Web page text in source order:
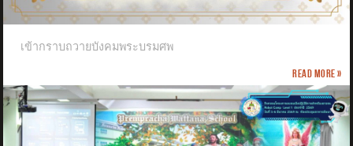
เข้ากราบถวายบังคมพระบรมศพ
Read more »